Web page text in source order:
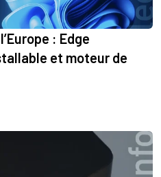
: Edge
et moteur de